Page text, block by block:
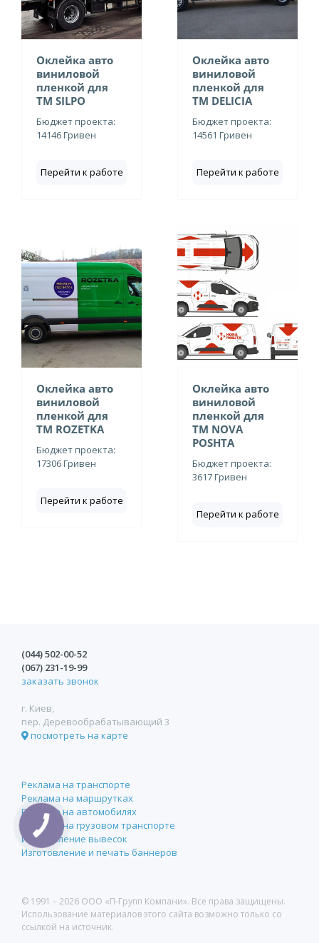
Оклейка авто
виниловой
пленкой для
ТМ SILPO
Бюджет проекта:
14146 Гривен
Перейти к работе
Оклейка авто
виниловой
пленкой для
ТМ DELICIA
Бюджет проекта:
14561 Гривен
Перейти к работе
Оклейка авто
виниловой
пленкой для
ТМ ROZETKA
Бюджет проекта:
17306 Гривен
Перейти к работе
Оклейка авто
виниловой
пленкой для
ТМ NOVA
POSHTA
Бюджет проекта:
3617 Гривен
Перейти к работе
(044)502-00-52
(067) 231-19-99
заказать звонок
г. Киев,
пер. Деревообрабатывающий 3
посмотреть на карте
Реклама на транспорте
Реклама на маршрутках
Реклама на автомобилях
Реклама на грузовом транспорте
Изготовление вывесок
Изготовление и печать баннеров
© 1991 –2026 ООО «П-Групп Компани». Все права защищены.
Использование материалов этого сайта возможно только со
ссылкой на источник.